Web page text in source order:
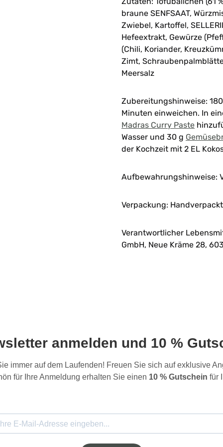
braune SENFSAAT,
Zwiebel, Kartoffel,
Hefeextrakt, Gewürze
(Chili, Koriander,
Zimt,
Meersalz
Zubereitungshinweise:
Minuten einweichen. In
Madras Curry Paste
Wasser und 30 g
der Kochzeit mit 2 EL
Aufbewahrungshinweise:
Verpackung:
Verantwortlicher
GmbH, Neue Kräme 28,
anmelden und 10 %
immer auf dem Laufenden! Freuen Sie sich auf exklusive
für Ihre Anmeldung erhalten Sie einen 10 % Gutschein für